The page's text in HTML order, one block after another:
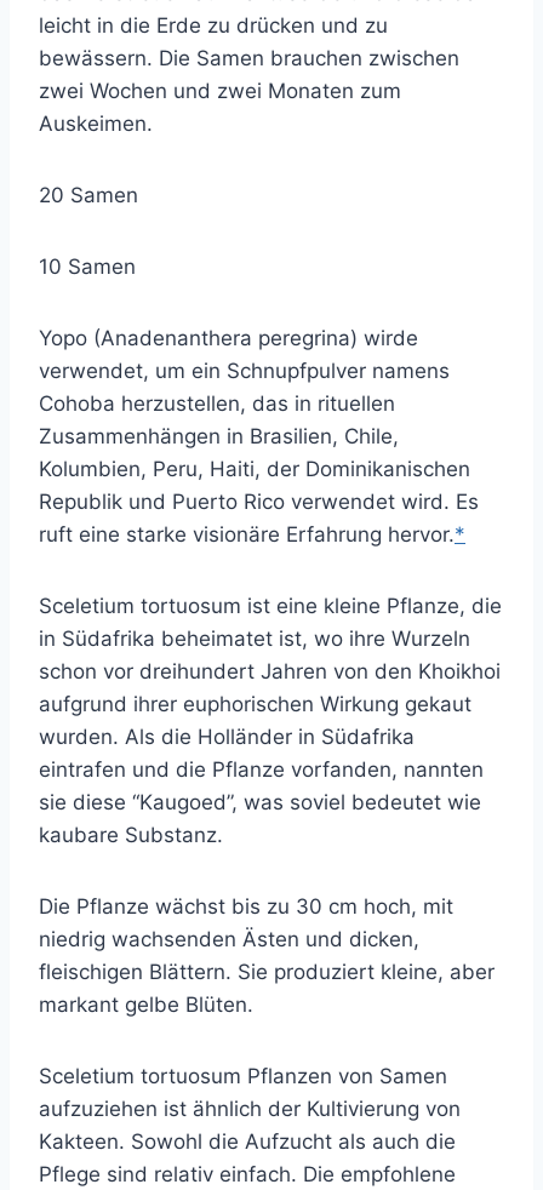
leicht in die Erde zu drücken und zu
bewässern. Die Samen brauchen zwischen
zwei Wochen und zwei Monaten zum
Auskeimen.
20 Samen
10 Samen
Yopo (Anadenanthera peregrina) wirde
verwendet, um ein Schnupfpulver namens
Cohoba herzustellen, das in rituellen
Zusammenhängen in Brasilien, Chile,
Kolumbien, Peru, Haiti, der Dominikanischen
Republik und Puerto Rico verwendet wird. Es
ruft eine starke visionäre Erfahrung hervor.*
Sceletium tortuosum ist eine kleine Pflanze, die
in Südafrika beheimatet ist, wo ihre Wurzeln
schon vor dreihundert Jahren von den Khoikhoi
aufgrund ihrer euphorischen Wirkung gekaut
wurden. Als die Holländer in Südafrika
eintrafen und die Pflanze vorfanden, nannten
sie diese “Kaugoed”, was soviel bedeutet wie
kaubare Substanz.
Die Pflanze wächst bis zu 30 cm hoch, mit
niedrig wachsenden Ästen und dicken,
fleischigen Blättern. Sie produziert kleine, aber
markant gelbe Blüten.
Sceletium tortuosum Pflanzen von Samen
aufzuziehen ist ähnlich der Kultivierung von
Kakteen. Sowohl die Aufzucht als auch die
Pflege sind relativ einfach. Die empfohlene